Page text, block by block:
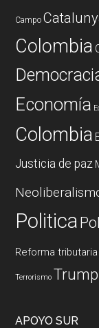
Campo
Colombia
Economía
Colombia
Justicia de paz
Politica
Reforma tributaria
Terrorismo Trump
APOYO SUR